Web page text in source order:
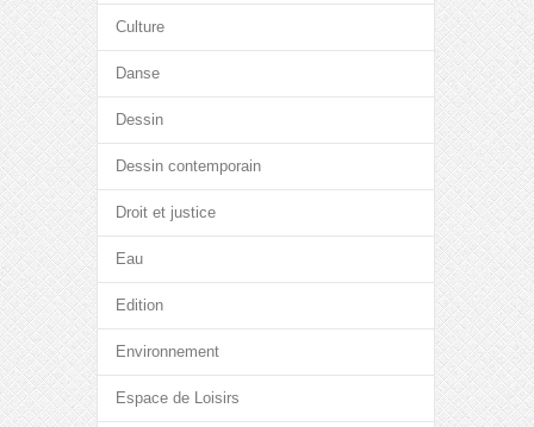
Culture
Danse
Dessin
Dessin contemporain
Droit et justice
Eau
Edition
Environnement
Espace de Loisirs